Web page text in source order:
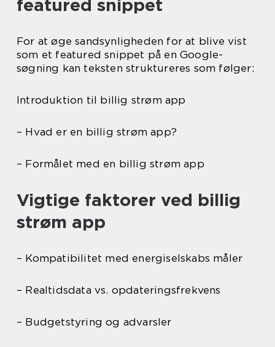
featured snippet
For at øge sandsynligheden for at blive vist
som et featured snippet på en Google-
søgning kan teksten struktureres som følger:
Introduktion til billig strøm app
– Hvad er en billig strøm app?
– Formålet med en billig strøm app
Vigtige faktorer ved billig
strøm app
– Kompatibilitet med energiselskabs måler
– Realtidsdata vs. opdateringsfrekvens
– Budgetstyring og advarsler